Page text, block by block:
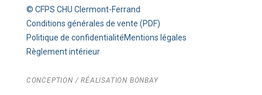
© CFPS CHU Clermont-Ferrand
Conditions générales de vente (PDF)
Politique de confidentialitéMentions légales
Règlement intérieur
CONCEPTION / RÉALISATION BONBAY